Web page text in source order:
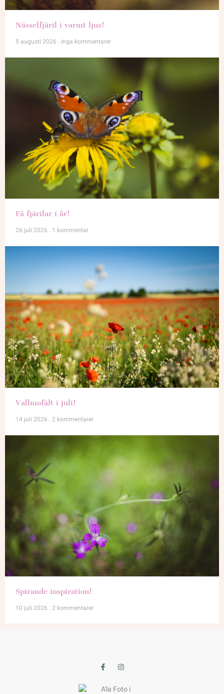
Nässelfjäril i varmt ljus!
5 augusti 2026
Inga kommentarer
Få fjärilar i år!
26 juli 2026
1 kommentar
Vallmofält i juli!
14 juli 2026 2 kommentarer
Spirande inspiration!
10 juli 2026 2 kommentarer